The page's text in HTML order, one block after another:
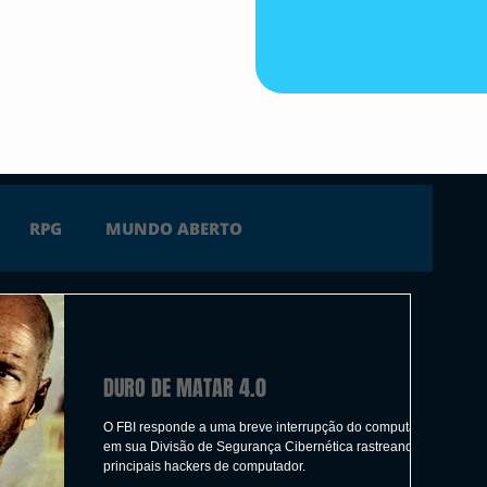
RPG MUNDO ABERTO
FICÇÃO
X ÚLTIMAS TRAILER
DURO DE MATAR 4.0
O FBI responde a uma breve interrupção do computador
em sua Divisão de Segurança Cibernética rastreando os
principais hackers de computador.